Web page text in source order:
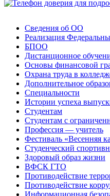
Сведения об ОО
Реализация
БПОО
Дистанционное
Основы финансовой
Охрана труда в
Дополнительное
Специальности
Истории успеха
Студентам
Студентам с
Профессия — учитель
Фестиваль «Весенняя
Студенческий
Здоровый образ жизни
ВФСК ГТО
Противодействие
Противодействие
Информационная